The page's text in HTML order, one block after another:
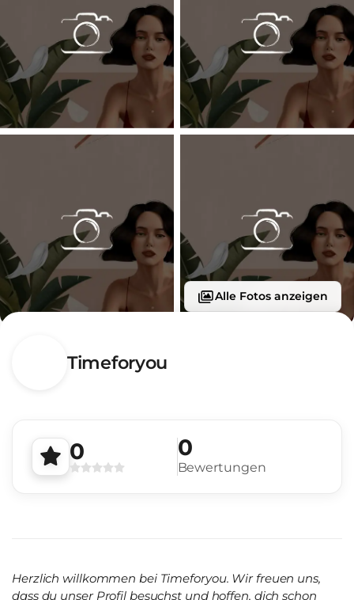
Alle Fotos anzeigen
Timeforyou
0 0
Bewertungen
Herzlich willkommen bei Timeforyou. Wir freuen uns,
dass du unser Profil besuchst und hoffen, dich schon